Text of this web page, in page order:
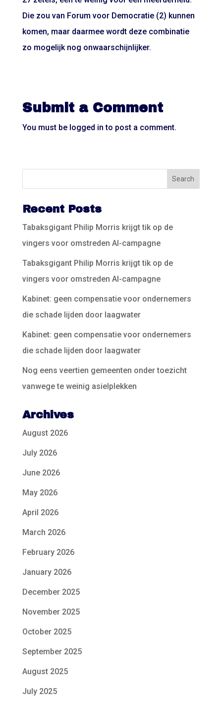
Die zou van Forum voor Democratie (2) kunnen
komen, maar daarmee wordt deze combinatie
zo mogelijk nog onwaarschijnlijker.
Submit a Comment
You must be logged in to post a comment.
Recent Posts
Tabaksgigant Philip Morris krijgt tik op de
vingers voor omstreden AI-campagne
Tabaksgigant Philip Morris krijgt tik op de
vingers voor omstreden AI-campagne
Kabinet: geen compensatie voor ondernemers
die schade lijden door laagwater
Kabinet: geen compensatie voor ondernemers
die schade lijden door laagwater
Nog eens veertien gemeenten onder toezicht
vanwege te weinig asielplekken
Archives
August 2026
July 2026
June 2026
May 2026
April 2026
March 2026
February 2026
January 2026
December 2025
November 2025
October 2025
September 2025
August 2025
July 2025